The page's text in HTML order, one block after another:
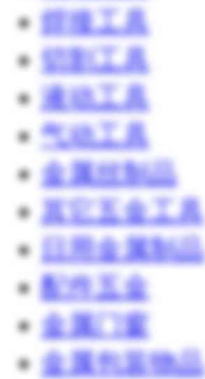
焊接工具
切割工具
液动工具
气动工具
金属丝制品
其它五金工具
日用金属制品
配件五金
金属门窗
金属包装物品